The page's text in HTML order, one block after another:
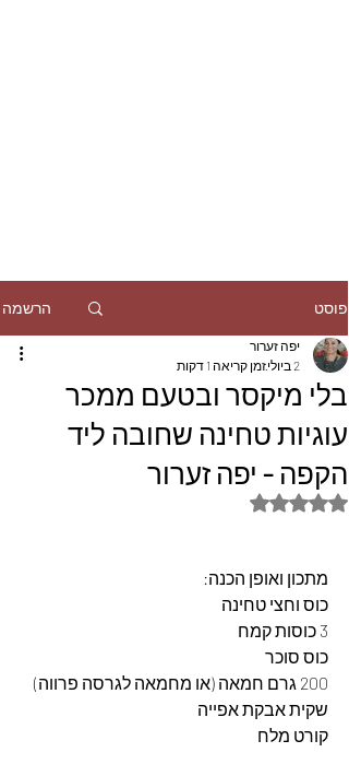
פוסט הרשמה
בלי מיקסר ובטעם ממכר
עוגיות טחינה שחובה ליד
הקפה - יפה זערור
יפה זערור
2 ביולי
זמן קריאה 1 דקות
דירוג של NaN מתוך 5 כוכבים
מתכון ואופן הכנה:
כוס וחצי טחינה
3 כוסות קמח
כוס סוכר
200 גרם חמאה (או מחמאה לגרסה פרווה)
שקית אבקת אפייה
קורט מלח